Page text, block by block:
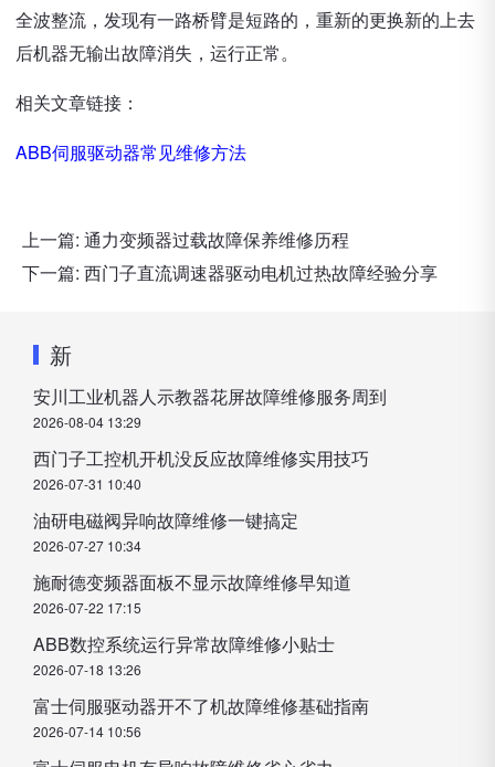
全波整流，发现有一路桥臂是短路的，重新的更换新的上去
后机器无输出故障消失，运行正常。
相关文章链接：
ABB伺服驱动器常见维修方法
上一篇: 通力变频器过载故障保养维修历程
下一篇: 西门子直流调速器驱动电机过热故障经验分享
新
安川工业机器人示教器花屏故障维修服务周到
2026-08-04 13:29
西门子工控机开机没反应故障维修实用技巧
2026-07-31 10:40
油研电磁阀异响故障维修一键搞定
2026-07-27 10:34
施耐德变频器面板不显示故障维修早知道
2026-07-22 17:15
ABB数控系统运行异常故障维修小贴士
2026-07-18 13:26
富士伺服驱动器开不了机故障维修基础指南
2026-07-14 10:56